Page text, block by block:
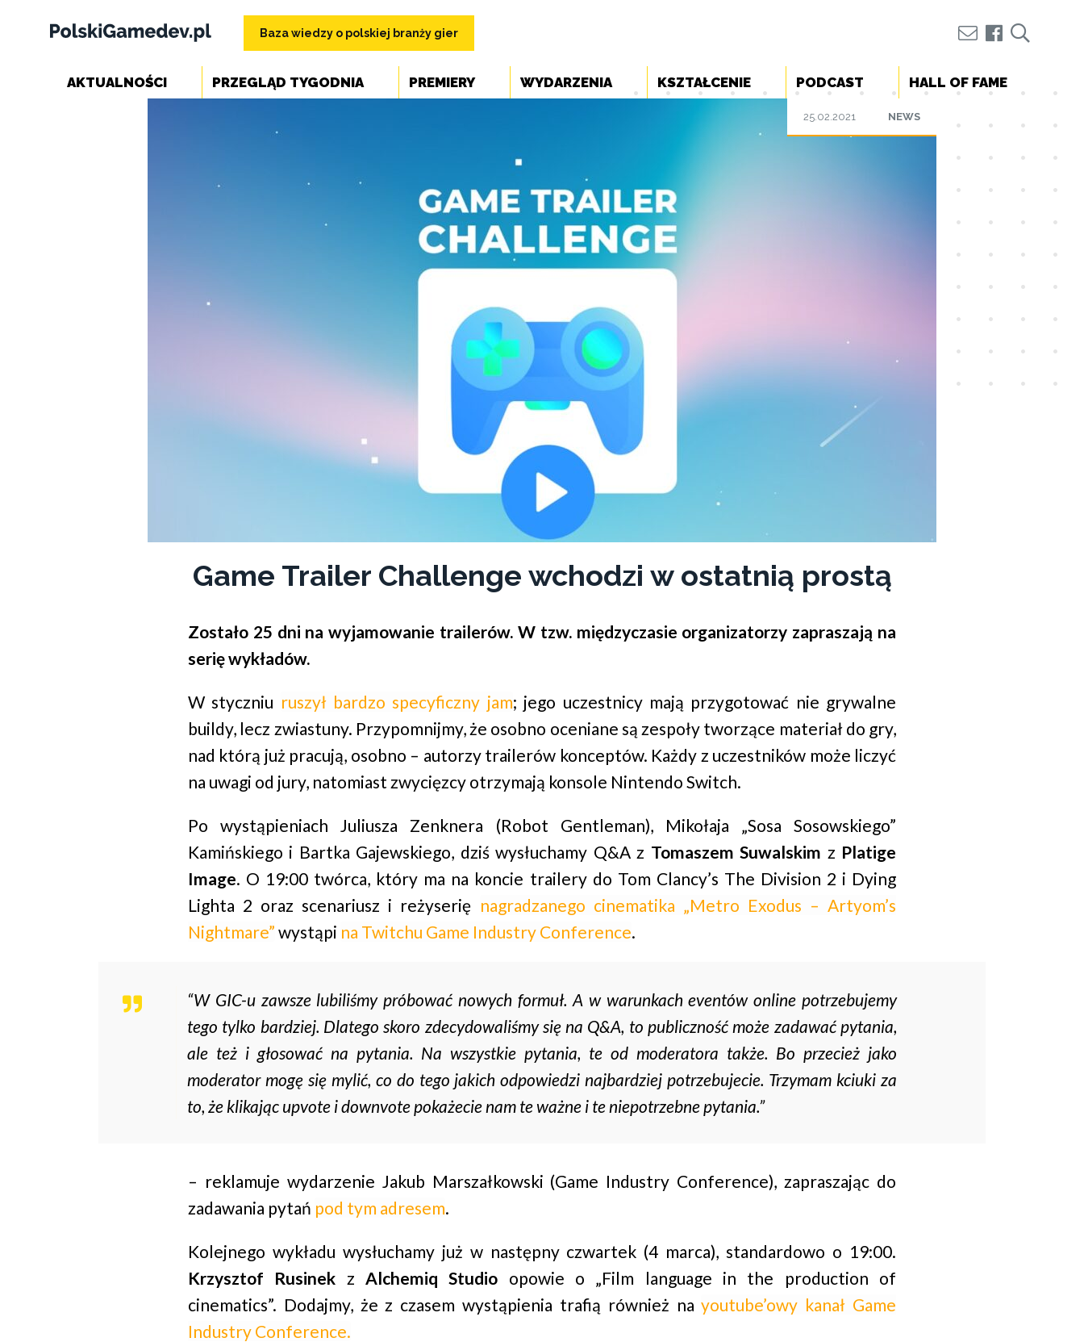
Baza wiedzy o polskiej branży gier
AKTUALNOŚCI PRZEGLĄD TYGODNIA PREMIERY WYDARZENIA KSZTAŁCENIE PODCAST HALL OF FAME
25.02.2021 NEWS
Game Trailer Challenge wchodzi w ostatnią prostą
Zostało 25 dni na wyjamowanie trailerów. W tzw. międzyczasie organizatorzy zapraszają na
serię wykładów.
W styczniu ruszył bardzo specyficzny jam; jego uczestnicy mają przygotować nie grywalne
buildy, lecz zwiastuny. Przypomnijmy, że osobno oceniane są zespoły tworzące materiał do gry,
nad którą już pracują, osobno – autorzy trailerów konceptów. Każdy z uczestników może liczyć
na uwagi od jury, natomiast zwycięzcy otrzymają konsole Nintendo Switch.
Po wystąpieniach Juliusza Zenknera (Robot Gentleman), Mikołaja „Sosa Sosowskiego”
Kamińskiego i Bartka Gajewskiego, dziś wysłuchamy Q&A z Tomaszem Suwalskim z Platige
Image. O 19:00 twórca, który ma na koncie trailery do Tom Clancy’s The Division 2 i Dying
Lighta 2 oraz scenariusz i reżyserię nagradzanego cinematika „Metro Exodus – Artyom’s
Nightmare” wystąpi na Twitchu Game Industry Conference.
“W GIC-u zawsze lubiliśmy próbować nowych formuł. A w warunkach eventów online potrzebujemy
tego tylko bardziej. Dlatego skoro zdecydowaliśmy się na Q&A, to publiczność może zadawać pytania,
ale też i głosować na pytania. Na wszystkie pytania, te od moderatora także. Bo przecież jako
moderator mogę się mylić, co do tego jakich odpowiedzi najbardziej potrzebujecie. Trzymam kciuki za
to, że klikając upvote i downvote pokażecie nam te ważne i te niepotrzebne pytania.”
– reklamuje wydarzenie Jakub Marszałkowski (Game Industry Conference), zapraszając do
zadawania pytań pod tym adresem.
Kolejnego wykładu wysłuchamy już w następny czwartek (4 marca), standardowo o 19:00.
Krzysztof Rusinek z Alchemiq Studio opowie o „Film language in the production of
cinematics”. Dodajmy, że z czasem wystąpienia trafią również nayoutube’owy kanał Game
Industry Conference.